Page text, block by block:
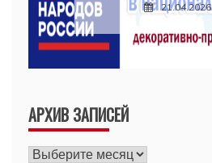
21.04.2026
АРХИВ ЗАПИСЕЙ
Архив